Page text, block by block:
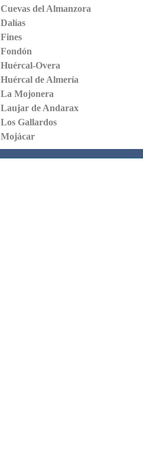
Cuevas del Almanzora
Dalías
Fines
Fondón
Huércal-Overa
Huércal de Almería
La Mojonera
Laujar de Andarax
Los Gallardos
Mojácar